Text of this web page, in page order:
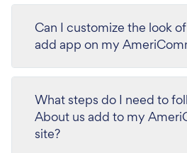
Can I customize the look
add app on my
What steps do I need to
About us add to my
site?